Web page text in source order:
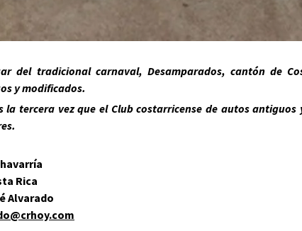
del tradicional carnaval, Desamparados, cantón de
y modificados.
la tercera vez que el Club costarricense de autos
Rica
Alvarado